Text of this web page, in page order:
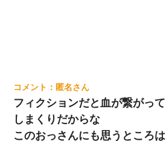
匿名
フィクションだと血が繋がっ
しまくりだからな
このおっさんにも思うところ